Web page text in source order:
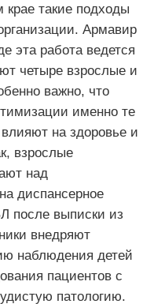
крае такие подходы
Армавир
эта работа ведется
четыре взрослые и
важно, что
именно те
на здоровье и
взрослые
над
диспансерное
после выписки из
внедряют
наблюдения детей
пациентов с
патологию.